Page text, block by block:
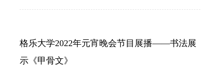
格乐大学2022年元宵晚会节目展播——书法展
示《甲骨文》